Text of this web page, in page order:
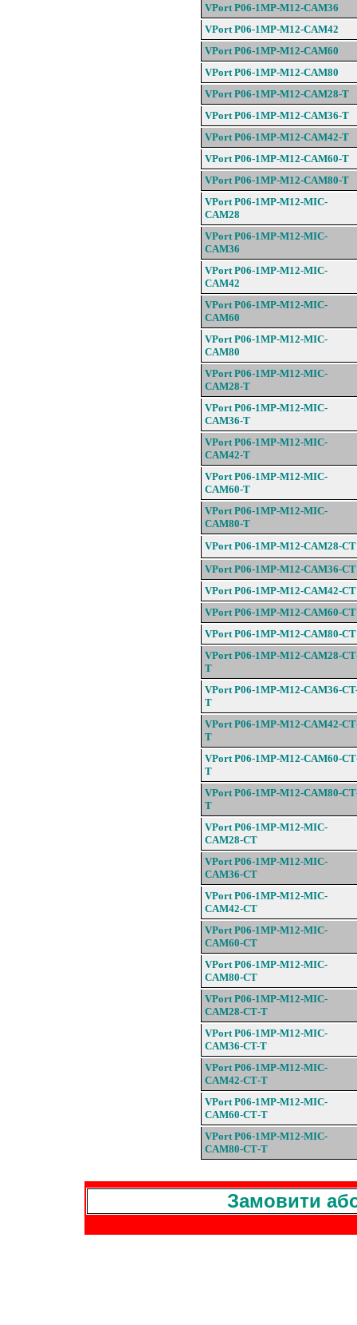
VPort P06-1MP-M12-CAM36
VPort P06-1MP-M12-CAM42
VPort P06-1MP-M12-CAM60
VPort P06-1MP-M12-CAM80
VPort P06-1MP-M12-CAM28-T
VPort P06-1MP-M12-CAM36-T
VPort P06-1MP-M12-CAM42-T
VPort P06-1MP-M12-CAM60-T
VPort P06-1MP-M12-CAM80-T
VPort P06-1MP-M12-MIC-
CAM28
VPort P06-1MP-M12-MIC-
CAM36
VPort P06-1MP-M12-MIC-
CAM42
VPort P06-1MP-M12-MIC-
CAM60
VPort P06-1MP-M12-MIC-
CAM80
VPort P06-1MP-M12-MIC-
CAM28-T
VPort P06-1MP-M12-MIC-
CAM36-T
VPort P06-1MP-M12-MIC-
CAM42-T
VPort P06-1MP-M12-MIC-
CAM60-T
VPort P06-1MP-M12-MIC-
CAM80-T
VPort P06-1MP-M12-CAM28-CT
VPort P06-1MP-M12-CAM36-CT
VPort P06-1MP-M12-CAM42-CT
VPort P06-1MP-M12-CAM60-CT
VPort P06-1MP-M12-CAM80-CT
VPort P06-1MP-M12-CAM28-CT
T
VPort P06-1MP-M12-CAM36-
T
VPort P06-1MP-M12-CAM42-CT
T
VPort P06-1MP-M12-CAM60-CT
T
VPort P06-1MP-M12-CAM80-CT
T
VPort P06-1MP-M12-MIC-
CAM28-CT
VPort P06-1MP-M12-MIC-
CAM36-CT
VPort P06-1MP-M12-MIC-
CAM42-CT
VPort P06-1MP-M12-MIC-
CAM60-CT
VPort P06-1MP-M12-MIC-
CAM80-CT
VPort P06-1MP-M12-MIC-
CAM28-CT-T
VPort P06-1MP-M12-MIC-
CAM36-CT-T
VPort P06-1MP-M12-MIC-
CAM42-CT-T
VPort P06-1MP-M12-MIC-
CAM60-CT-T
VPort P06-1MP-M12-MIC-
CAM80-CT-T
Замовити